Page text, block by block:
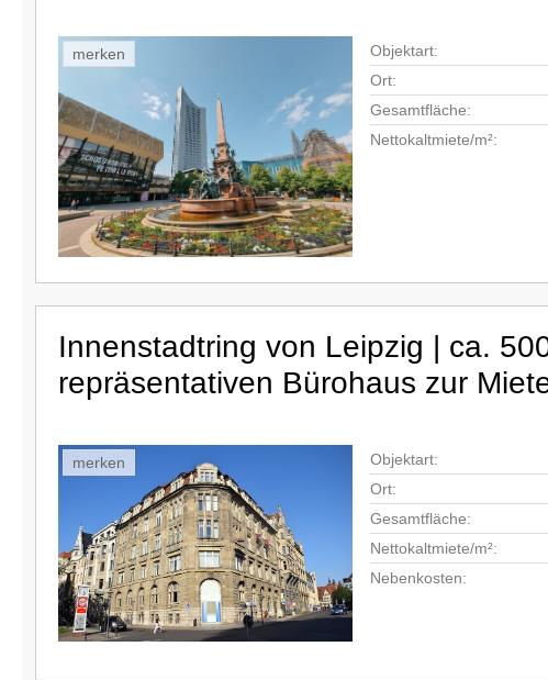
merken Objektart:
Ort:
Gesamtfläche:
Nettokaltmiete/m²:
Innenstadtring von Leipzig | ca.
repräsentativen Bürohaus zur
merken Objektart:
Ort:
Gesamtfläche:
Nettokaltmiete/m²:
Nebenkosten: